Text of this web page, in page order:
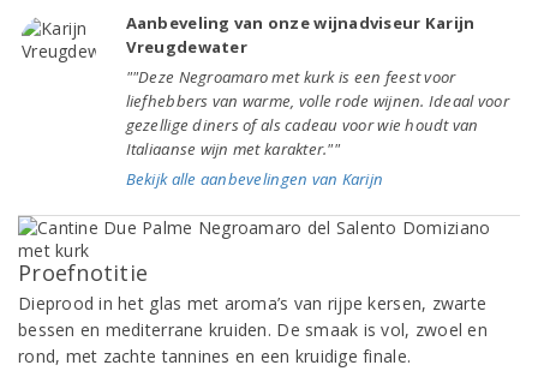
Aanbeveling van onze wijnadviseur Karijn
Vreugdewater
""Deze Negroamaro met kurk is een feest voor
liefhebbers van warme, volle rode wijnen. Ideaal voor
gezellige diners of als cadeau voor wie houdt van
Italiaanse wijn met karakter.""
Bekijk alle aanbevelingen van Karijn
Proefnotitie
Dieprood in het glas met aroma’s van rijpe kersen, zwarte
bessen en mediterrane kruiden. De smaak is vol, zwoel en
rond, met zachte tannines en een kruidige finale.